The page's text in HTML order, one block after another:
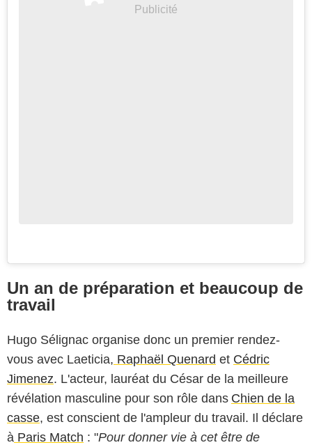
Un an de préparation et beaucoup de
travail
Hugo Sélignac organise donc un premier rendez-
vous avec Laeticia, Raphaël Quenard et Cédric
Jimenez. L'acteur, lauréat du César de la meilleure
révélation masculine pour son rôle dans Chien de la
casse, est conscient de l'ampleur du travail. Il déclare
à Paris Match : "Pour donner vie à cet être de